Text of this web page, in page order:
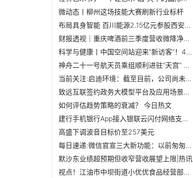
微动态丨柳州这场技能大赛刷新行业标杆
布局具身智能 百川能源2.15亿元参股西安中科光电
财报透视｜重庆啤酒前三季度营收微降净利下滑，机构看好长期...
科学与健康丨中国空间站迎来“新访客”！4只小鼠开启太空之旅...
神舟二十一号航天员乘组顺利进驻“天宫” 中国航天员完成第7...
当前关注:启迪环境：截至目前，公司尚未收到法院关于受理重整...
致远互联签约政务大模型平台及应用场景建设项目
如何评估趋势策略的衰减？ 今日热文
建行手机银行App接入银联云闪付网络支付平台 双App共享惠民...
高盛下调波音目标价至257美元
每日速递:微信官宣三大新功能：以前匆匆忙忙连滚带爬，现在从...
默沙东业绩超预期但收窄营收展望上限|热讯
视点！江油市中坝街道小优优食品经营部（个体工商户）成立 ...